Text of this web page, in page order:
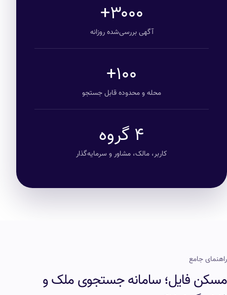
۳۰۰۰+
آگهی بررسی‌شده روزانه
۱۰۰+
محله و محدوده قابل جستجو
۴ گروه
کاربر، مالک، مشاور و سرمایه‌گذار
راهنمای جامع
مسکن فایل؛ سامانه جستجوی ملک و